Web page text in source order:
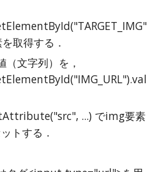
取得する．
（文字列）を，
...) でimg要素
トする．